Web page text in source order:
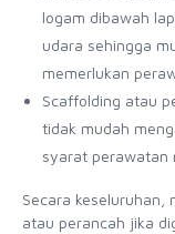
logam dibawah
udara sehingga
memerlukan
Scaffolding atau
tidak mudah
syarat perawatan
Secara keseluruhan,
atau perancah jika